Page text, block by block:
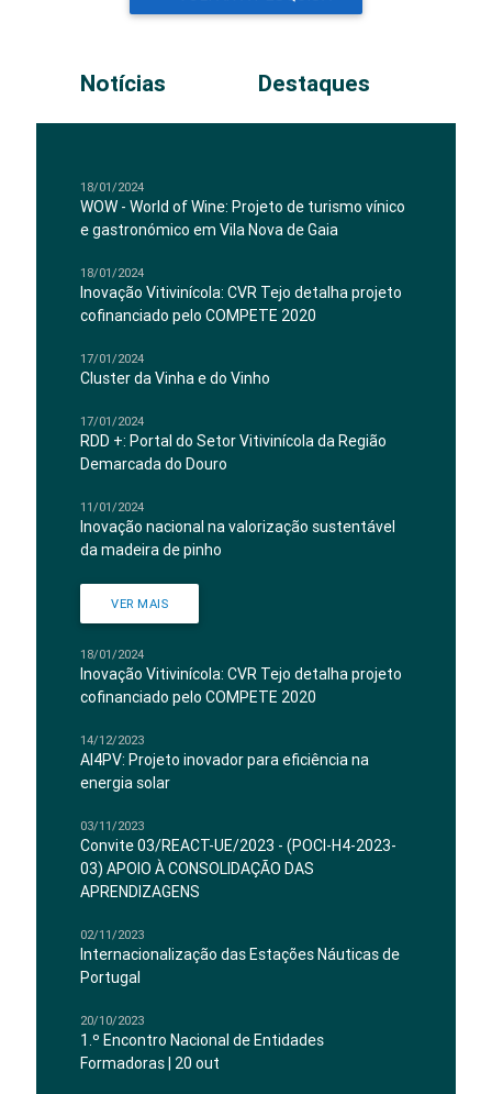
Notícias Destaques
18/01/2024
WOW - World of Wine: Projeto de turismo vínico
e gastronómico em Vila Nova de Gaia
18/01/2024
Inovação Vitivinícola: CVR Tejo detalha projeto
cofinanciado pelo COMPETE 2020
17/01/2024
Cluster da Vinha e do Vinho
17/01/2024
RDD +: Portal do Setor Vitivinícola da Região
Demarcada do Douro
11/01/2024
Inovação nacional na valorização sustentável
da madeira de pinho
VER MAIS
18/01/2024
Inovação Vitivinícola: CVR Tejo detalha projeto
cofinanciado pelo COMPETE 2020
14/12/2023
AI4PV: Projeto inovador para eficiência na
energia solar
03/11/2023
Convite 03/REACT-UE/2023 - (POCI-H4-2023-
03) APOIO À CONSOLIDAÇÃO DAS
APRENDIZAGENS
02/11/2023
Internacionalização das Estações Náuticas de
Portugal
20/10/2023
1.º Encontro Nacional de Entidades
Formadoras | 20 out